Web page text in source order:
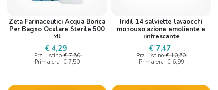
Zeta Farmaceutici Acqua Borica
Per Bagno Oculare Sterile 500
Ml
€ 4,29
Prz. listino € 7,50
Prima era € 7,50
Iridil 14 salviette lavaocchi
monouso azione emoliente e
rinfrescante
€ 7,47
Prz. listino € 10,50
Prima era € 6,99